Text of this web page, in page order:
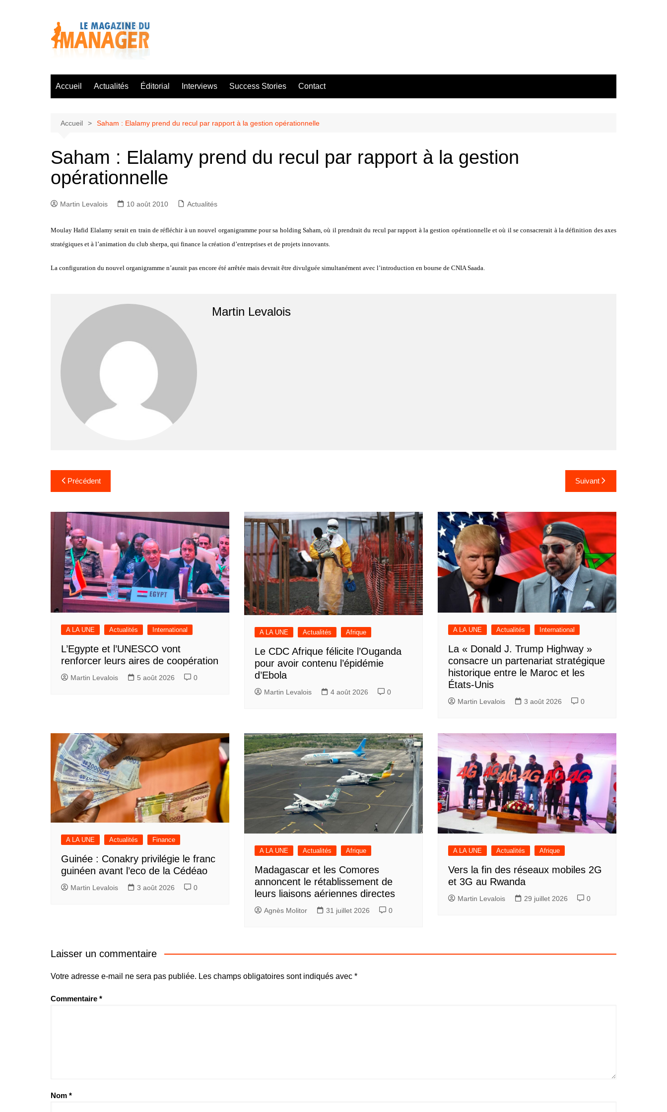
Accueil Actualités Éditorial Interviews Success Stories Contact
Accueil Saham : Elalamy prend du recul par rapport à la gestion opérationnelle
Saham : Elalamy prend du recul par rapport à la gestion
opérationnelle
Martin Levalois 10 août 2010 Actualités
Moulay Hafid Elalamy serait en train de réfléchir à un nouvel organigramme pour sa holding Saham, où il prendrait du recul par rapport à la gestion opérationnelle et où il se consacrerait à la définition des axes
stratégiques et à l’animation du club sherpa, qui finance la création d’entreprises et de projets innovants.
La configuration du nouvel organigramme n’aurait pas encore été arrêtée mais devrait être divulguée simultanément avec l’introduction en bourse de CNIA Saada.
Martin Levalois
Navigation
de
l’article
Précédent Suivant
A LA UNE Actualités International
L’Egypte et l’UNESCO vont
renforcer leurs aires de coopération
Martin Levalois 5 août 2026 0
A LA UNE Actualités Afrique
Le CDC Afrique félicite l’Ouganda
pour avoir contenu l’épidémie
d’Ebola
Martin Levalois 4 août 2026 0
A LA UNE Actualités International
La « Donald J. Trump Highway »
consacre un partenariat stratégique
historique entre le Maroc et les
États-Unis
Martin Levalois 3 août 2026 0
A LA UNE Actualités Finance
Guinée : Conakry privilégie le franc
guinéen avant l’eco de la Cédéao
Martin Levalois 3 août 2026 0
A LA UNE Actualités Afrique
Madagascar et les Comores
annoncent le rétablissement de
leurs liaisons aériennes directes
Agnès Molitor 31 juillet 2026 0
A LA UNE Actualités Afrique
Vers la fin des réseaux mobiles 2G
et 3G au Rwanda
Martin Levalois 29 juillet 2026 0
Laisser un commentaire
Votre adresse e-mail ne sera pas publiée. Les champs obligatoires sont indiqués avec *
Commentaire *
Nom *